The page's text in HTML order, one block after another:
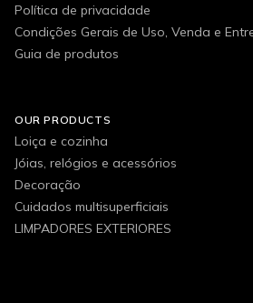
Política de privacidade
Condições Gerais de Uso, Venda e
Guia de produtos
OUR PRODUCTS
Loiça e cozinha
Jóias, relógios e acessórios
Decoração
Cuidados multisuperficiais
LIMPADORES EXTERIORES